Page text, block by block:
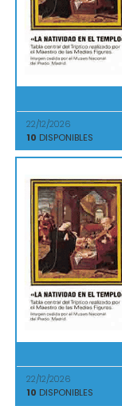
22/12/2026
10 DISPONIBLES
22/12/2026
10 DISPONIBLES